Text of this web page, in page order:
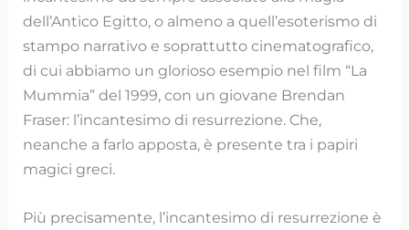
dell’Antico Egitto, o almeno a quell’esoterismo di
stampo narrativo e soprattutto cinematografico,
di cui abbiamo un glorioso esempio nel film “La
Mummia” del 1999, con un giovane Brendan
Fraser: l’incantesimo di resurrezione. Che,
neanche a farlo apposta, è presente tra i papiri
magici greci.
Più precisamente, l’incantesimo di resurrezione è